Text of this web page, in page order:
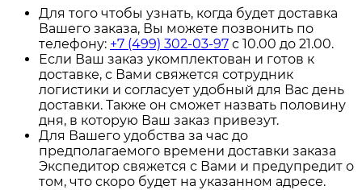
Для того чтобы узнать, когда будет доставка
Вашего заказа, Вы можете позвонить по
телефону: +7 (499) 302-03-97 с 10.00 до 21.00.
Если Ваш заказ укомплектован и готов к
доставке, с Вами свяжется сотрудник
логистики и согласует удобный для Вас день
доставки. Также он сможет назвать половину
дня, в которую Ваш заказ привезут.
Для Вашего удобства за час до
предполагаемого времени доставки заказа
Экспедитор свяжется с Вами и предупредит о
том, что скоро будет на указанном адресе.